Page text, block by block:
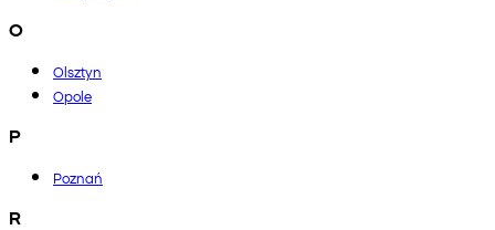
O
Olsztyn
Opole
P
Poznań
R